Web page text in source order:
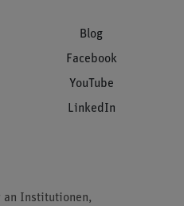
Blog
Facebook
YouTube
LinkedIn
an Institutionen,